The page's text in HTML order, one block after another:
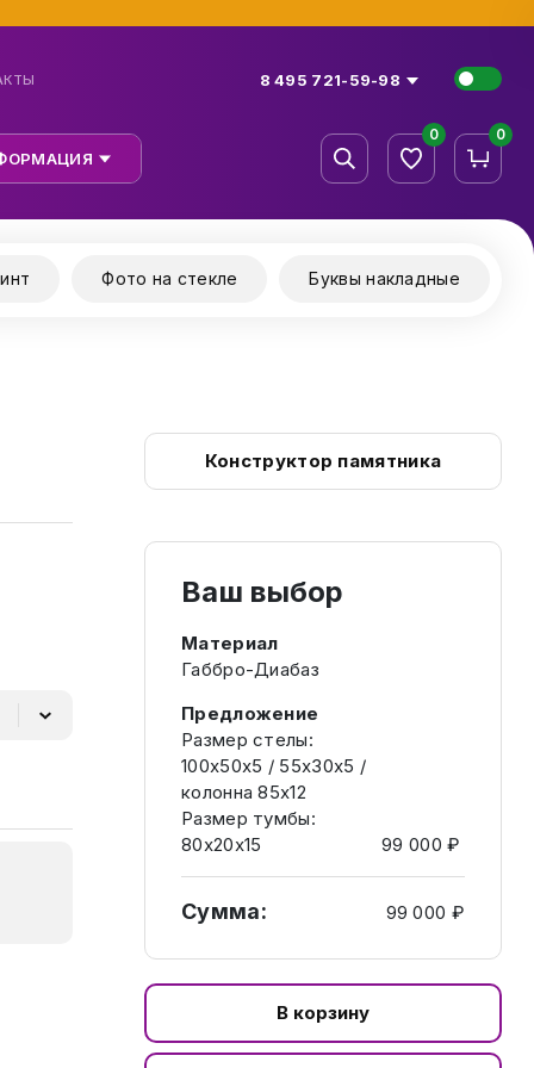
8 495 721-59-98
0 0
Фото на стекле Буквы накладные
Конструктор памятника
Ваш выбор
Материал
Габбро-Диабаз
Предложение
Размер стелы:
100х50х5 / 55х30х5 /
колонна 85х12
Размер тумбы:
80х20х15
99 000 ₽
Сумма: 99 000 ₽
В корзину